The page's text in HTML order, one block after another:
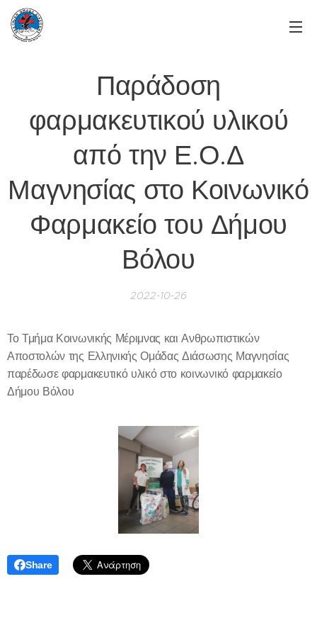
Παράδοση
φαρμακευτικού υλικού
από την Ε.Ο.Δ
Μαγνησίας στο Κοινωνικό
Φαρμακείο του Δήμου
Βόλου
2022-10-26
Το Τμήμα Κοινωνικής Μέριμνας και Ανθρωπιστικών
Αποστολών της Ελληνικής Ομάδας Διάσωσης Μαγνησίας
παρέδωσε φαρμακευτικό υλικό στο κοινωνικό φαρμακείο
Δήμου Βόλου
Share